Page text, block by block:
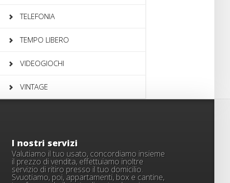
TELEFONIA
TEMPO LIBERO
VIDEOGIOCHI
VINTAGE
I nostri servizi
Valutiamo il tuo usato, concordiamo insieme
il prezzo di vendita, effettuiamo inoltre
servizio di ritiro presso il tuo domicilio.
Svuotiamo, poi, appartamenti, box e cantine,